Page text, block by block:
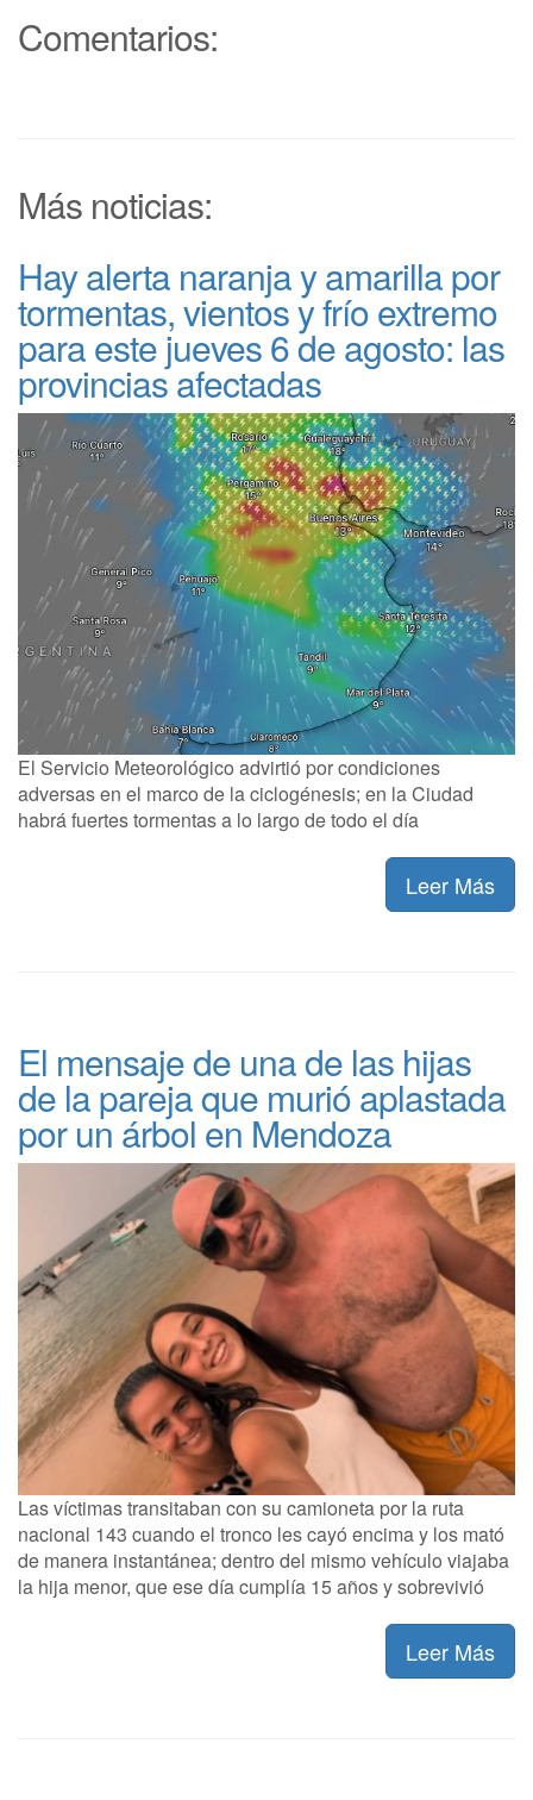
Comentarios:
Más noticias:
Hay alerta naranja y amarilla por
tormentas, vientos y frío extremo
para este jueves 6 de agosto: las
provincias afectadas
El Servicio Meteorológico advirtió por condiciones
adversas en el marco de la ciclogénesis; en la Ciudad
habrá fuertes tormentas a lo largo de todo el día
Leer Más
El mensaje de una de las hijas
de la pareja que murió aplastada
por un árbol en Mendoza
Las víctimas transitaban con su camioneta por la ruta
nacional 143 cuando el tronco les cayó encima y los mató
de manera instantánea; dentro del mismo vehículo viajaba
la hija menor, que ese día cumplía 15 años y sobrevivió
Leer Más